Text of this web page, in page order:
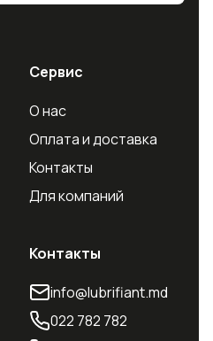
Сервис
О нас
Оплата и доставка
Контакты
Для компаний
Контакты
info@lubrifiant.md
022 782 782